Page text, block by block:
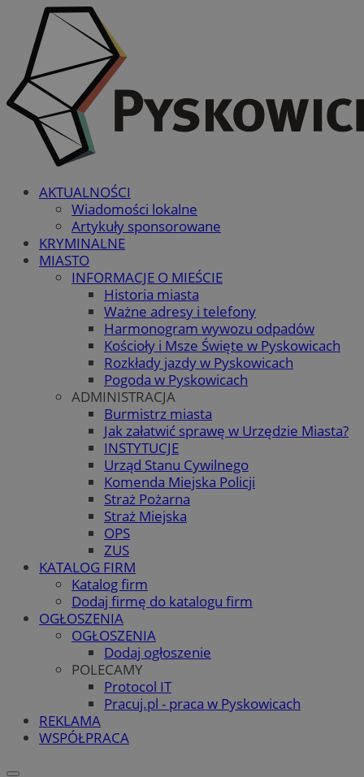
AKTUALNOŚCI
Wiadomości lokalne
Artykuły sponsorowane
KRYMINALNE
MIASTO
INFORMACJE O MIEŚCIE
Historia miasta
Ważne adresy i telefony
Harmonogram wywozu odpadów
Kościoły i Msze Święte w Pyskowicach
Rozkłady jazdy w Pyskowicach
Pogoda w Pyskowicach
ADMINISTRACJA
Burmistrz miasta
Jak załatwić sprawę w Urzędzie Miasta?
INSTYTUCJE
Urząd Stanu Cywilnego
Komenda Miejska Policji
Straż Pożarna
Straż Miejska
OPS
ZUS
KATALOG FIRM
Katalog firm
Dodaj firmę do katalogu firm
OGŁOSZENIA
OGŁOSZENIA
Dodaj ogłoszenie
POLECAMY
Protocol IT
Pracuj.pl - praca w Pyskowicach
REKLAMA
WSPÓŁPRACA